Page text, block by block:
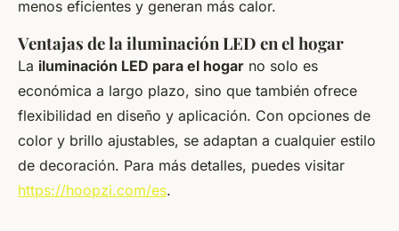
menos eficientes y generan más calor.
Ventajas de la iluminación LED en el hogar
La iluminación LED para el hogar no solo es
económica a largo plazo, sino que también ofrece
flexibilidad en diseño y aplicación. Con opciones de
color y brillo ajustables, se adaptan a cualquier estilo
de decoración. Para más detalles, puedes visitar
https://hoopzi.com/es.